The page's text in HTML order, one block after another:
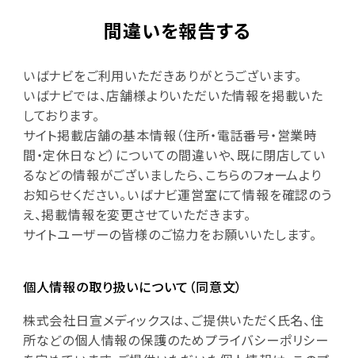
間違いを報告する
いばナビをご利用いただきありがとうございます。
いばナビでは、店舗様よりいただいた情報を掲載いた
しております。
サイト掲載店舗の基本情報（住所・電話番号・営業時
間・定休日など）についての間違いや、既に閉店してい
るなどの情報がございましたら、こちらのフォームより
お知らせください。いばナビ運営室にて情報を確認のう
え、掲載情報を変更させていただきます。
サイトユーザーの皆様のご協力をお願いいたします。
個人情報の取り扱いについて（同意文）
株式会社日宣メディックスは、ご提供いただく氏名、住
所などの個人情報の保護のためプライバシーポリシー